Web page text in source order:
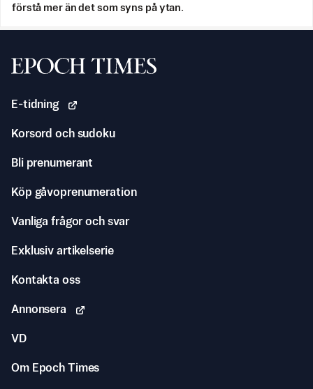
förstå mer än det som syns på ytan.
Svenska Epoch Times
E-tidning
Korsord och sudoku
Bli prenumerant
Köp gåvoprenumeration
Vanliga frågor och svar
Exklusiv artikelserie
Kontakta oss
Annonsera
VD
Om Epoch Times